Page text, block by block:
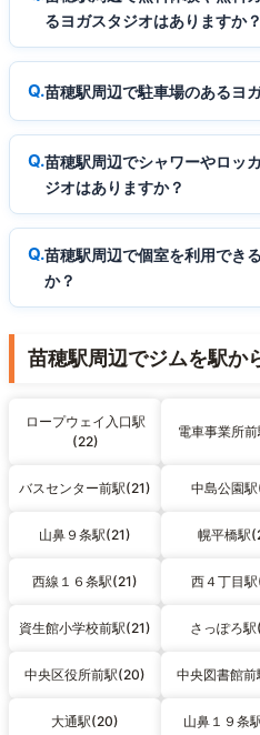
るヨガスタジオはありますか？
苗穂駅周辺で駐車場のあるヨ
苗穂駅周辺でシャワーやロッ
ジオはありますか？
苗穂駅周辺で個室を利用でき
か？
苗穂駅周辺でジムを駅か
ロープウェイ入口駅
(22)
電車事業所
バスセンター前駅(21) 中島公園
山鼻９条駅(21) 幌平橋駅
西線１６条駅(21) 西４丁目
資生館小学校前駅(21) さっぽろ
中央区役所前駅(20) 中央図書館
大通駅(20) 山鼻１９条